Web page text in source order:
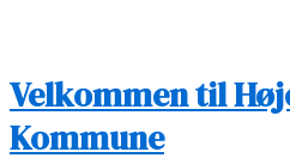
Velkommen til
Kommune